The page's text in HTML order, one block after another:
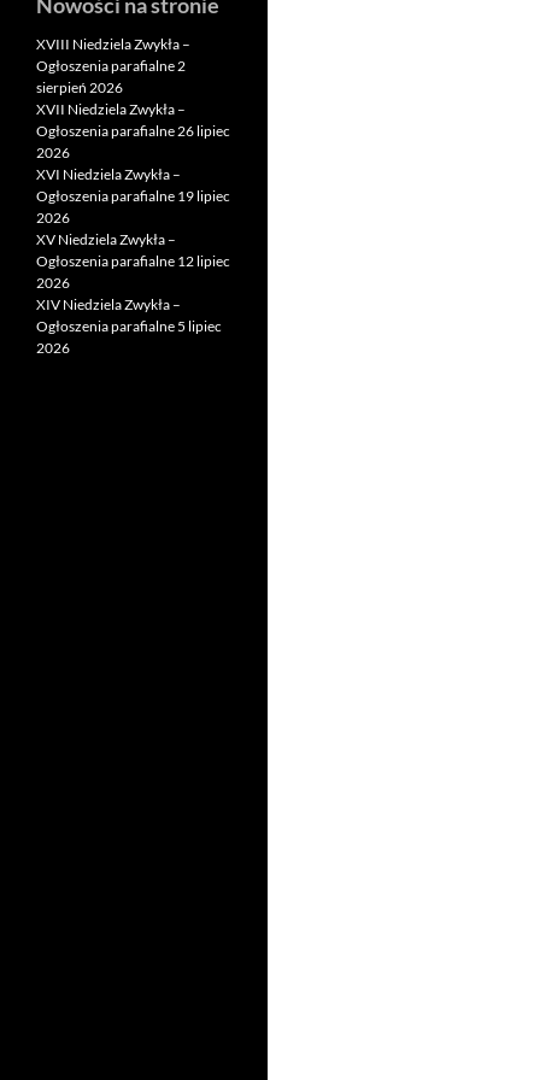
XVIII Niedziela Zwykła –
Ogłoszenia parafialne 2
sierpień 2026
XVII Niedziela Zwykła –
Ogłoszenia parafialne 26 lipiec
2026
XVI Niedziela Zwykła –
Ogłoszenia parafialne 19 lipiec
2026
XV Niedziela Zwykła –
Ogłoszenia parafialne 12 lipiec
2026
XIV Niedziela Zwykła –
Ogłoszenia parafialne 5 lipiec
2026